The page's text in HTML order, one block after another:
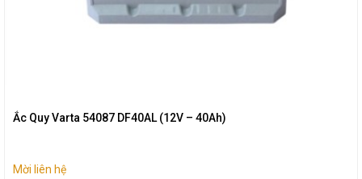
Ắc Quy Varta 54087 DF40AL (12V – 40Ah)
Mời liên hệ